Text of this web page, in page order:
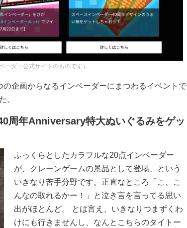
ーダー公式サイトのものです）
企画からなるインベーダーにまつわるイベントで
。
周年Anniversary特大ぬいぐるみをゲッ
ふっくらとしたカラフルな20点インベーダー
が、クレーンゲームの景品として登場、という
いきなり苦手分野です。正直なところ「こ、こ
んなの取れるかー！」と泣き言を言ってる思い
出がほとんど。 とは言え、いきなりつまずくわ
けにも行きませんし、なんとこちらのタイトー